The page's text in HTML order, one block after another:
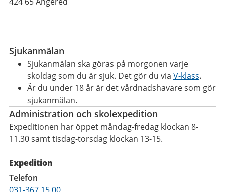
Sjukanmälan
Sjukanmälan ska göras på morgonen varje
skoldag som du är sjuk. Det gör du via V-klass.
Är du under 18 år är det vårdnadshavare som gör
sjukanmälan.
Administration och skolexpedition
Expeditionen har öppet måndag-fredag klockan 8-
11.30 samt tisdag-torsdag klockan 13-15.
Expedition
Telefon